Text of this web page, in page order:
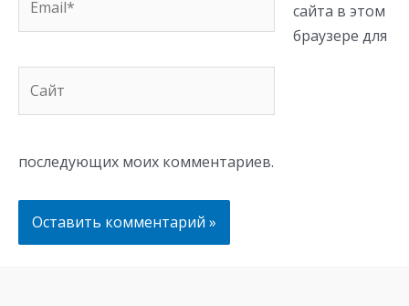
сайта в этом
браузере для
последующих моих комментариев.